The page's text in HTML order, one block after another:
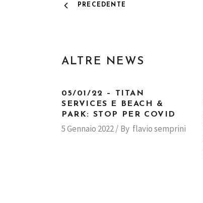
PRECEDENTE
ALTRE NEWS
05/01/22 – TITAN
SERVICES E BEACH &
PARK: STOP PER COVID
5 Gennaio 2022 By flavio semprini